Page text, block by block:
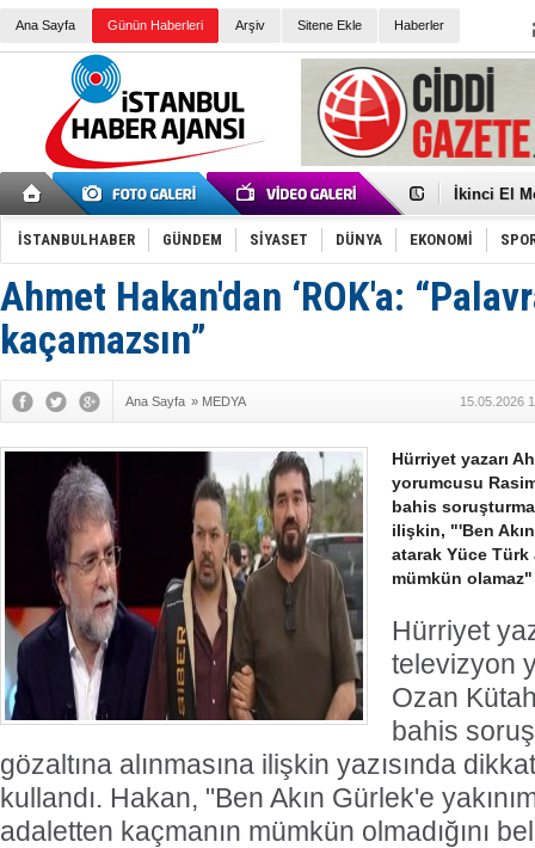
Ana Sayfa Günün Haberleri Arşiv Sitene Ekle Haberler
Düşük
İkinci El
Guguk
Sneaker
Erkek
Tommy
Yeri
Ceza
'Kurultay
Ece
İSTANBULHABER GÜNDEM SİYASET DÜNYA EKONOMİ
Ahmet Hakan'dan ‘ROK'a:
kaçamazsın”
Ana Sayfa » MEDYA 15.05.2026
Hürriyet yazarı
yorumcusu
bahis
ilişkin, "'Ben Akın
atarak Yüce
mümkün
Hürriyet
televizyon
Ozan
bahis
gözaltına alınmasına ilişkin yazısında
kullandı. Hakan, "Ben Akın Gürlek'e
adaletten kaçmanın mümkün olmadığını